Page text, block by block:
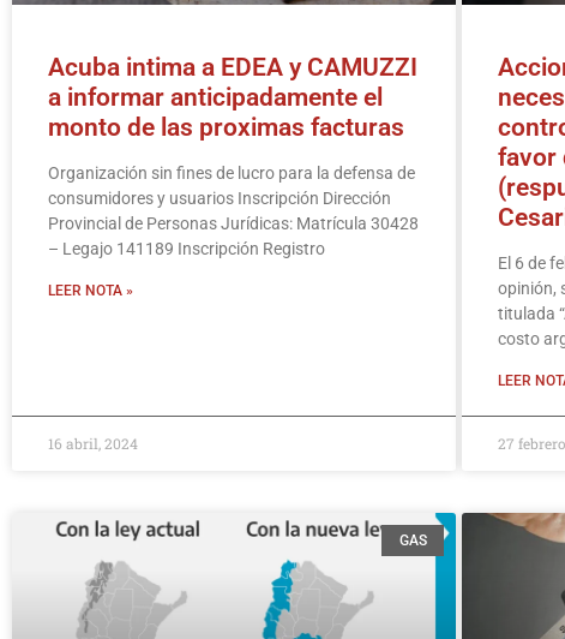
Acuba intima a EDEA y CAMUZZI
a informar anticipadamente el
monto de las proximas facturas
Organización sin fines de lucro para la defensa de
consumidores y usuarios Inscripción Dirección
Provincial de Personas Jurídicas: Matrícula 30428
– Legajo 141189 Inscripción Registro
LEER NOTA »
16 abril, 2024
favor
El 6 de
opinión,
titulada
costo
LEER
27
GAS